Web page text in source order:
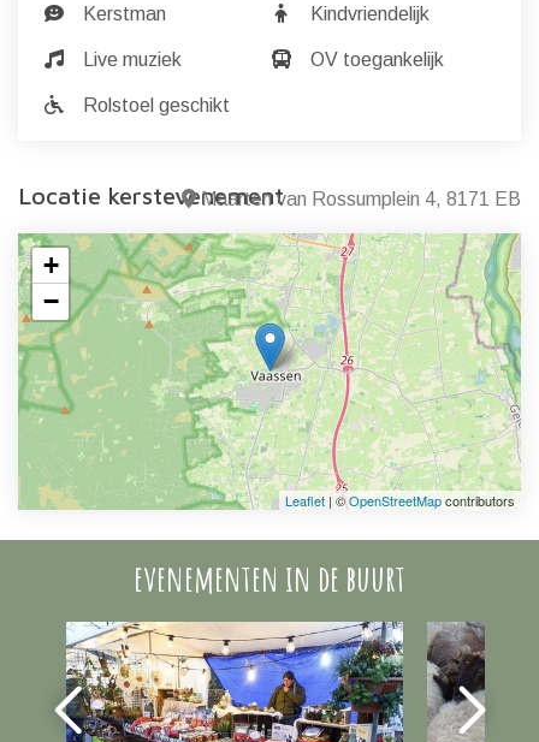
Kerstman Kindvriendelijk
Live muziek OV toegankelijk
Rolstoel geschikt
Locatie kerstevenementMaarten van Rossumplein 4, 8171 EB
+
−
Leaflet| ©OpenStreetMapcontributors
evenementen in de buurt